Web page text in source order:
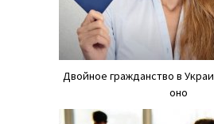
Двойное гражданство в
оно